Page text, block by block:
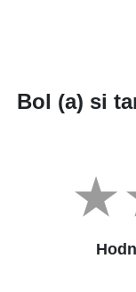
Bol (a) si